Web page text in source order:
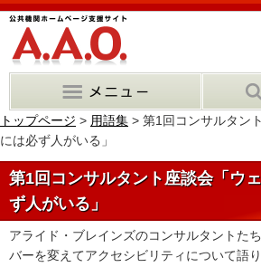
トップページ > 用語集 > 第1回コンサルタン
には必ず人がいる」
第1回コンサルタント座談会「ウ
ず人がいる」
アライド・ブレインズのコンサルタントた
バーを変えてアクセシビリティについて語